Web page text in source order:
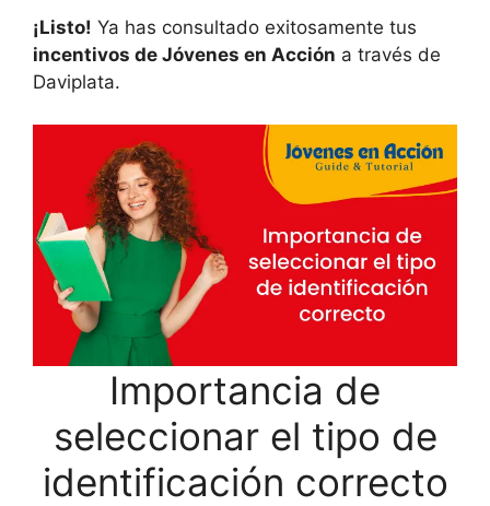
¡Listo! Ya has consultado exitosamente tus
incentivos de Jóvenes en Acción a través de
Daviplata.
Importancia de
seleccionar el tipo de
identificación correcto